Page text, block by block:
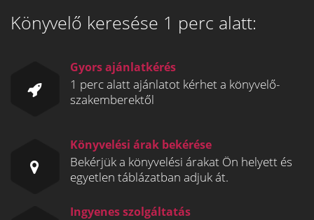
Könyvelő keresése 1 perc alatt:
Gyors ajánlatkérés
1 perc alatt ajánlatot kérhet a könyvelő-
szakemberektől
Könyvelési árak bekérése
Bekérjük a könyvelési árakat Ön helyett és
egyetlen táblázatban adjuk át.
Ingyenes szolgáltatás